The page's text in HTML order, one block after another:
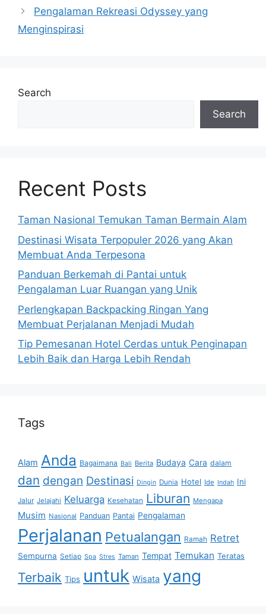
Pengalaman Rekreasi Odyssey yang
Menginspirasi
Search
Search
Recent Posts
Taman Nasional Temukan Taman Bermain Alam
Destinasi Wisata Terpopuler 2026 yang Akan
Membuat Anda Terpesona
Panduan Berkemah di Pantai untuk
Pengalaman Luar Ruangan yang Unik
Perlengkapan Backpacking Ringan Yang
Membuat Perjalanan Menjadi Mudah
Tip Pemesanan Hotel Cerdas untuk Penginapan
Lebih Baik dan Harga Lebih Rendah
Tags
Alam Anda Bagaimana Bali Berita Budaya Cara dalam
dan dengan Destinasi Dingin Dunia Hotel Ide Indah Ini
Jalur Jelajahi Keluarga Kesehatan Liburan Mengapa
Musim Nasional Panduan Pantai Pengalaman
Perjalanan Petualangan Ramah Retret
Sempurna Setiap Spa Stres Taman Tempat Temukan Teratas
Terbaik Tips untuk Wisata yang